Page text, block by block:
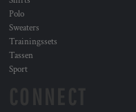
Polo
Sweaters
Trainingssets
Tassen
Sport